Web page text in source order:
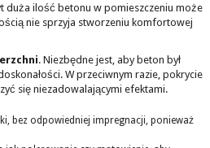
duża ilość betonu w pomieszczeniu może
nie sprzyja stworzeniu komfortowej
. Niezbędne jest, aby beton był
W przeciwnym razie, pokrycie
się niezadowalającymi efektami.
bez odpowiedniej impregnacji, ponieważ